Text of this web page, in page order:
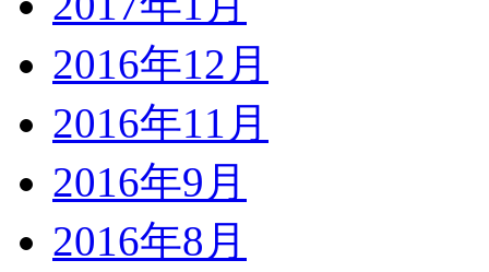
2016年12月
2016年11月
2016年9月
2016年8月